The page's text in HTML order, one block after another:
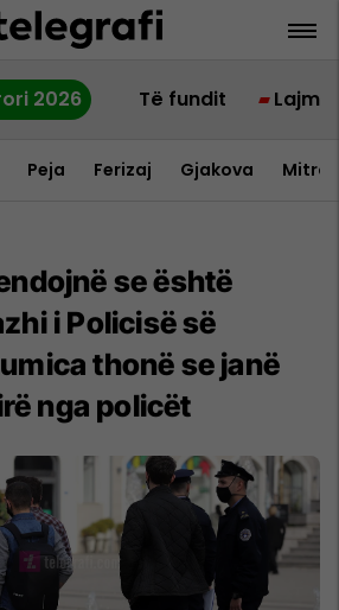
2026 Të fundit Lajme
Peja Ferizaj Gjakova
se është
i Policisë së
thonë se janë
nga policët